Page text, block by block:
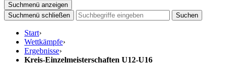
Suchmenü anzeigen
Suchmenü schließen
Suchen
Start›
Wettkämpfe›
Ergebnisse›
Kreis-Einzelmeisterschaften U12-U16